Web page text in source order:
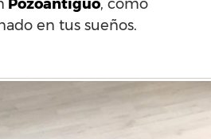
Pozoantiguo, como
en tus sueños.